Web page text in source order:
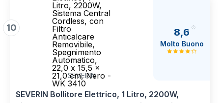
10
Litro, 2200W,
Sistema Central
Cordless, con
Filtro
Anticalcare
Removibile,
Spegnimento
Automatico,
22,0 x 15,5 x
21,0 cm, Nero -
WK 3410
SEVERIN
8,6
Molto Buono
SEVERIN Bollitore Elettrico, 1 Litro, 2200W,